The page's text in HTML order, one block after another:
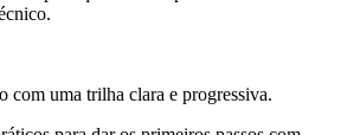
com uma trilha clara e progressiva.